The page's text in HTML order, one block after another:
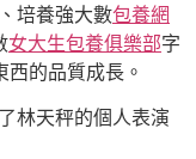
培養強大數包養網
女大生包養俱樂部字
的品質成長。
林天秤的個人表演